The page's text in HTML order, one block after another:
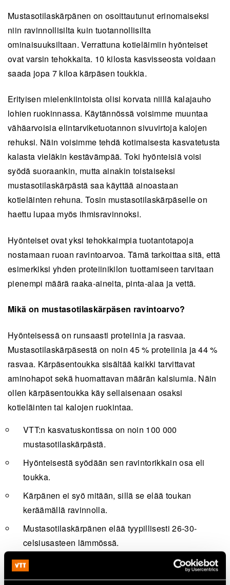
Mustasotilaskärpänen on osoittautunut erinomaiseksi
niin ravinnollisilta kuin tuotannollisilta
ominaisuuksiltaan. Verrattuna kotieläimiin hyönteiset
ovat varsin tehokkaita. 10 kilosta kasvisseosta voidaan
saada jopa 7 kiloa kärpäsen toukkia.
Erityisen mielenkiintoista olisi korvata niillä kalajauho
lohien ruokinnassa. Käytännössä voisimme muuntaa
vähäarvoisia elintarviketuotannon sivuvirtoja kalojen
rehuksi. Näin voisimme tehdä kotimaisesta kasvatetusta
kalasta vieläkin kestävämpää. Toki hyönteisiä voisi
syödä suoraankin, mutta ainakin toistaiseksi
mustasotilaskärpästä saa käyttää ainoastaan
kotieläinten rehuna. Tosin mustasotilaskärpäselle on
haettu lupaa myös ihmisravinnoksi.
Hyönteiset ovat yksi tehokkaimpia tuotantotapoja
nostamaan ruoan ravintoarvoa. Tämä tarkoittaa sitä, että
esimerkiksi yhden proteiinikilon tuottamiseen tarvitaan
pienempi määrä raaka-aineita, pinta-alaa ja vettä.
Mikä on mustasotilaskärpäsen ravintoarvo?
Hyönteisessä on runsaasti proteiinia ja rasvaa.
Mustasotilaskärpäsestä on noin 45 % proteiinia ja 44 %
rasvaa. Kärpäsentoukka sisältää kaikki tarvittavat
aminohapot sekä huomattavan määrän kalsiumia. Näin
ollen kärpäsentoukka käy sellaisenaan osaksi
kotieläinten tai kalojen ruokintaa.
VTT:n kasvatuskontissa on noin 100 000
mustasotilaskärpästä.
Hyönteisestä syödään sen ravintorikkain osa eli
toukka.
Kärpänen ei syö mitään, sillä se elää toukan
keräämällä ravinnolla.
Mustasotilaskärpänen elää tyypillisesti 26-30-
celsiusasteen lämmössä.